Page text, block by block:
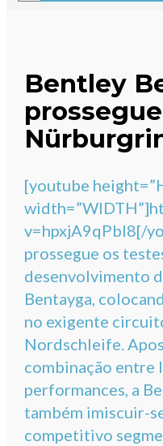
Bentley
[youtube
v=hpxjA9qPbl8[/
prossegue os
desenvolvimento
Bentayga,
no exigente
Nordschleife.
combinação entre
performances, a
também imiscuir-
competitivo